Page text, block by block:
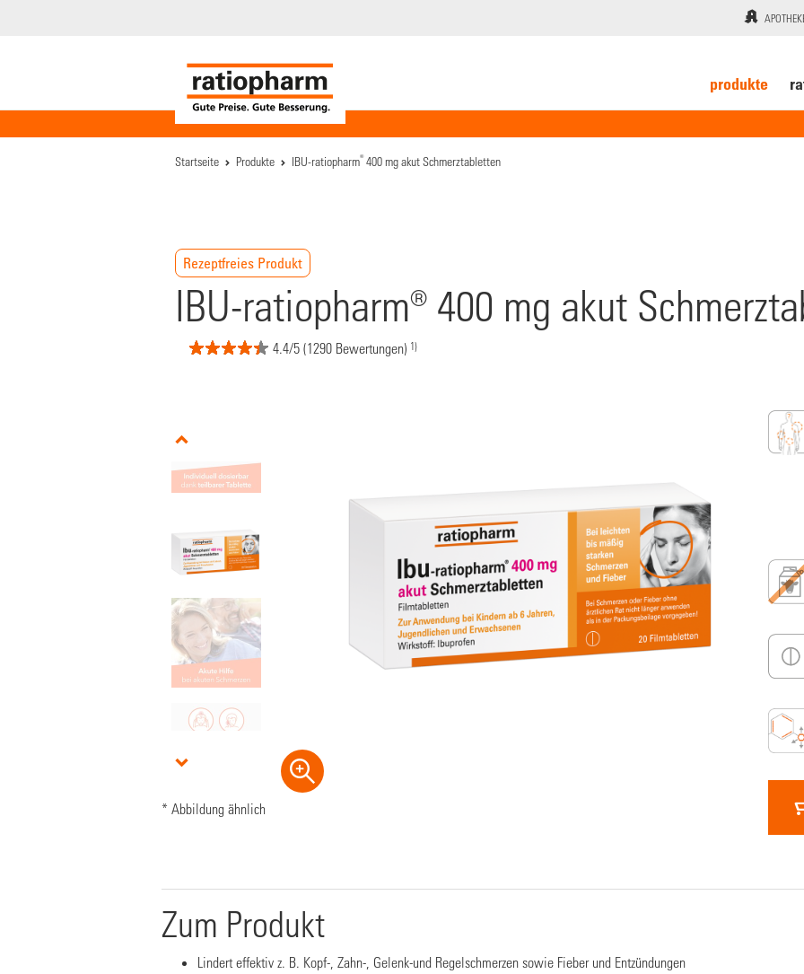
produkte
Startseite Produkte IBU-ratiopharm®400 mg akut Schmerztabletten
Rezeptfreies Produkt
IBU-ratiopharm® 400 mg akut
4.4/5 (1290 Bewertungen) 1)
* Abbildung ähnlich
Zum Produkt
Lindert effektiv z. B. Kopf-, Zahn-, Gelenk-und Regelschmerzen sowie Fieber und Entzündungen